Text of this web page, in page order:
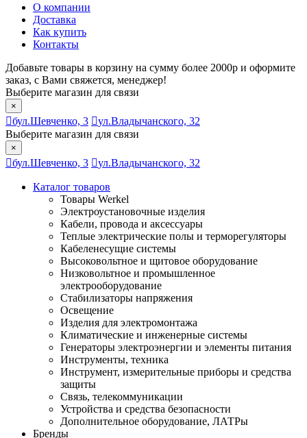
О компании
Доставка
Как купить
Контакты
Добавьте товары в корзину на сумму более 2000р и оформите
заказ, с Вами свяжется, менеджер!
Выберите магазин для связи
×
бул.Шевченко, 3
ул.Владычанского, 32
Выберите магазин для связи
×
бул.Шевченко, 3 ул.Владычанского, 32
Каталог товаров
Товары Werkel
Электроустановочные изделия
Кабели, провода и аксессуары
Теплые электрические полы и терморегуляторы
Кабеленесущие системы
Высоковольтное и щитовое оборудование
Низковольтное и промышленное
электрооборудование
Стабилизаторы напряжения
Освещение
Изделия для электромонтажа
Климатические и инженерные системы
Генераторы электроэнергии и элементы питания
Инструменты, техника
Инструмент, измерительные приборы и средства
защиты
Связь, телекоммуникации
Устройства и средства безопасности
Дополнительное оборудование, ЛАТРы
Бренды